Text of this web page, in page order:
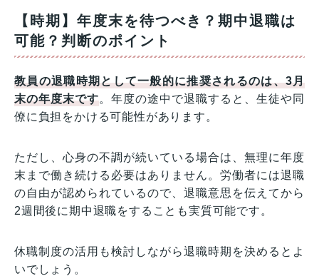
【時期】年度末を待つべき？期中退職は
可能？判断のポイント
教員の退職時期として一般的に推奨されるのは、3月
末の年度末です。年度の途中で退職すると、生徒や同
僚に負担をかける可能性があります。
ただし、心身の不調が続いている場合は、無理に年度
末まで働き続ける必要はありません。労働者には退職
の自由が認められているので、退職意思を伝えてから
2週間後に期中退職をすることも実質可能です。
休職制度の活用も検討しながら退職時期を決めるとよ
いでしょう。